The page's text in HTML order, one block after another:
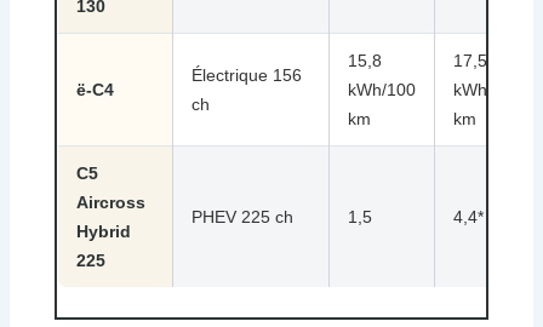
130
ë-C4
Électrique 156
ch
15,8
kWh/100
km
17,5
kWh/100
km
C5
Aircross
Hybrid
225
PHEV 225 ch 1,5 4,4*